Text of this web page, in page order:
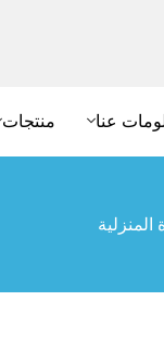
عنا منتجات